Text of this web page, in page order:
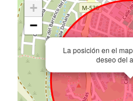
La posición en el
deseo del
+
−